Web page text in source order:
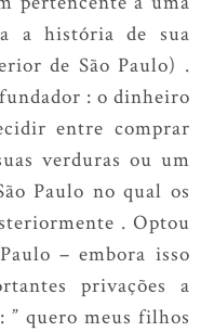
a história de sua
de São Paulo) .
: o dinheiro
entre comprar
verduras ou um
Paulo no qual os
. Optou
– embora isso
privações a
” quero meus filhos